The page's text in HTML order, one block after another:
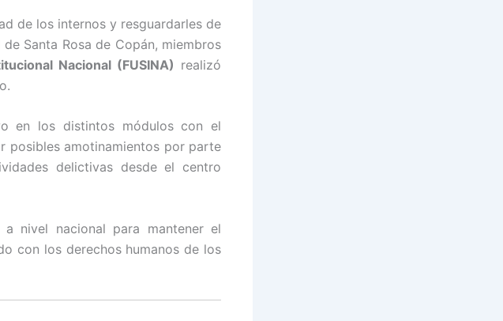
de los internos y resguardarles de
Santa Rosa de Copán, miembros
Nacional (FUSINA) realizó
en los distintos módulos con el
posibles amotinamientos por parte
delictivas desde el centro
nivel nacional para mantener el
con los derechos humanos de los